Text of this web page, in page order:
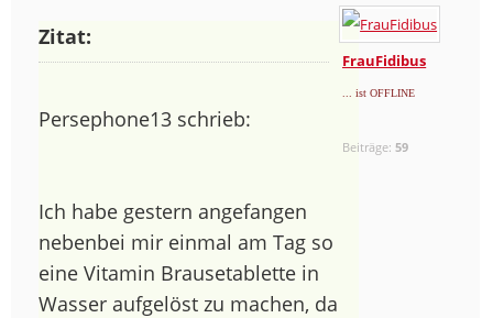
FrauFidibus
... ist OFFLINE
Beiträge:59
Zitat:
Persephone13 schrieb:
Ich habe gestern angefangen
nebenbei mir einmal am Tag so
eine Vitamin Brausetablette in
Wasser aufgelöst zu machen, da